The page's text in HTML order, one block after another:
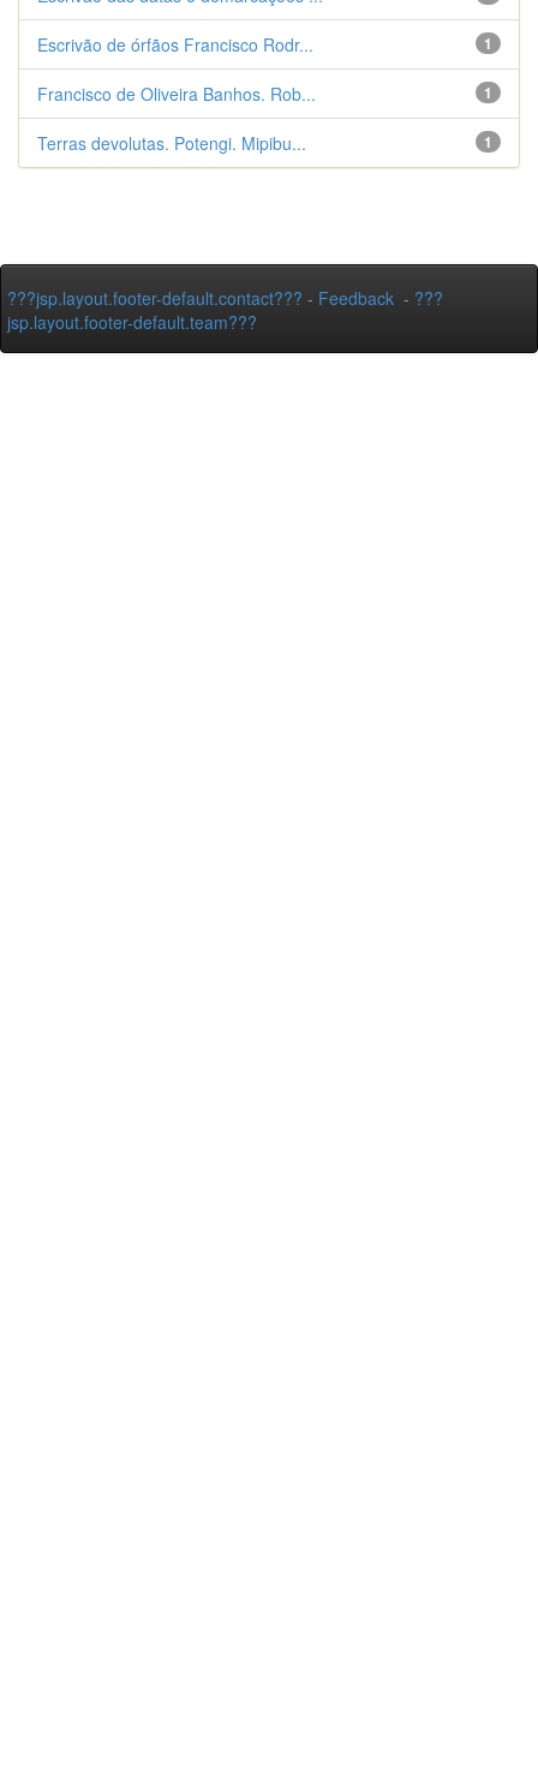
1
Escrivão de órfãos Francisco Rodr...
1
Francisco de Oliveira Banhos. Rob...
1
Terras devolutas. Potengi. Mipibu...
???jsp.layout.footer-default.contact??? - Feedback - ???
jsp.layout.footer-default.team???